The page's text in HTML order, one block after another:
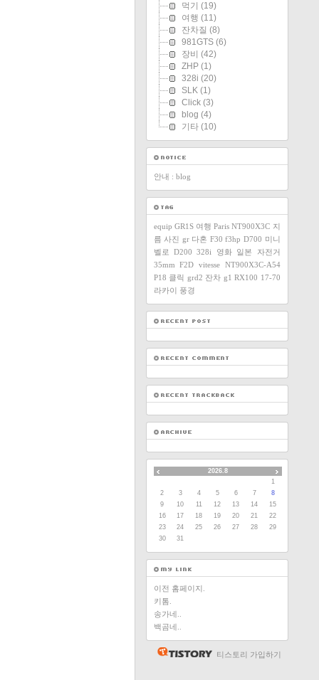
먹기 (19)
여행 (11)
잔차질 (8)
981GTS(6)
장비 (42)
ZHP(1)
328i (20)
SLK(1)
Click(3)
blog (4)
기타(10)
안내 : blog
equip GR1S 여행 Paris NT900X3C 지
름 사진 gr 다혼 F30 f3hp D700 미니
벨로
D200 328i 영화 일본
자전거
35mm F2D vitesse NT900X3C-A54
P18 클릭 grd2 잔차 g1 RX100 17-70
라카이 풍경
2026.8
1
2
3 4 5 6 7
8
9
10 11 12 13 14
15
16
17 18 19 20 21
22
23
24 25 26 27 28
29
30
31
이전 홈페이지.
키톰.
송가네..
백곰네..
티스토리 가입하기